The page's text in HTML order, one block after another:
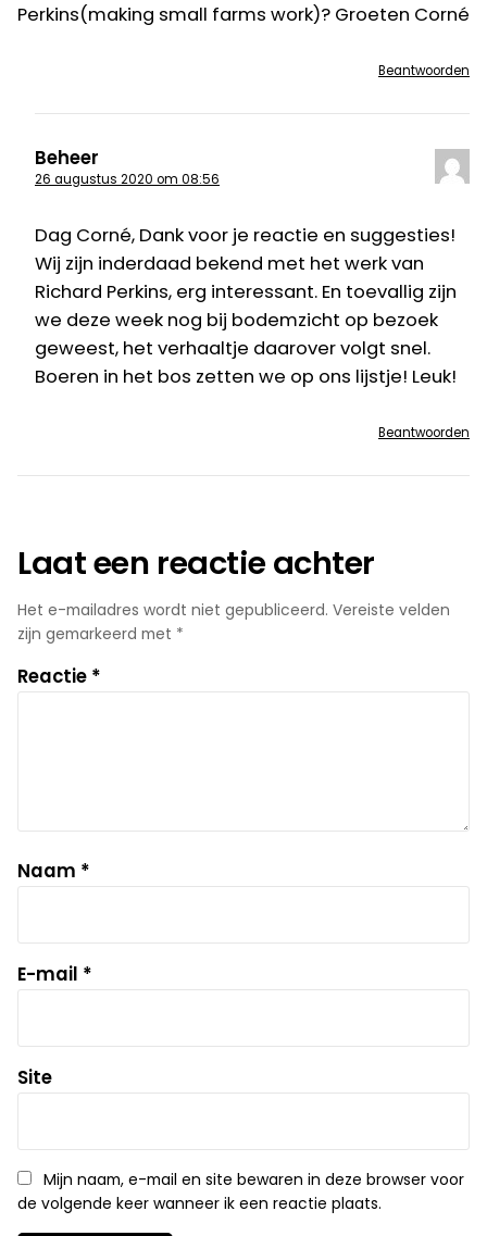
Perkins(making small farms work)? Groeten Corné
Beantwoorden
Beheer
26 augustus 2020 om 08:56
Dag Corné, Dank voor je reactie en suggesties!
Wij zijn inderdaad bekend met het werk van
Richard Perkins, erg interessant. En toevallig zijn
we deze week nog bij bodemzicht op bezoek
geweest, het verhaaltje daarover volgt snel.
Boeren in het bos zetten we op ons lijstje! Leuk!
Beantwoorden
Laat een reactie achter
Het e-mailadres wordt niet gepubliceerd. Vereiste velden
zijn gemarkeerd met *
Reactie *
Naam *
E-mail *
Site
Mijn naam, e-mail en site bewaren in deze browser voor
de volgende keer wanneer ik een reactie plaats.